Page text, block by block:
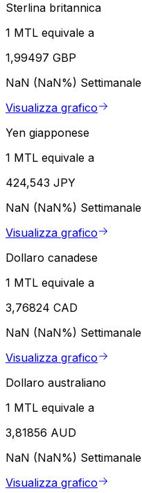
Sterlina britannica
1 MTL equivale a
1,99497 GBP
NaN (NaN%) Settimanale
Visualizza grafico
Yen giapponese
1 MTL equivale a
424,543 JPY
NaN (NaN%) Settimanale
Visualizza grafico
Dollaro canadese
1 MTL equivale a
3,76824 CAD
NaN (NaN%) Settimanale
Visualizza grafico
Dollaro australiano
1 MTL equivale a
3,81856 AUD
NaN (NaN%) Settimanale
Visualizza grafico